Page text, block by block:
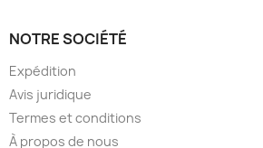
NOTRE SOCIÉTÉ
Expédition
Avis juridique
Termes et conditions
À propos de nous